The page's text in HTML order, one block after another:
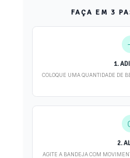
FAÇA EM 3
1.
COLOQUE UMA QUANTIDADE DE
2.
AGITE A BANDEJA COM